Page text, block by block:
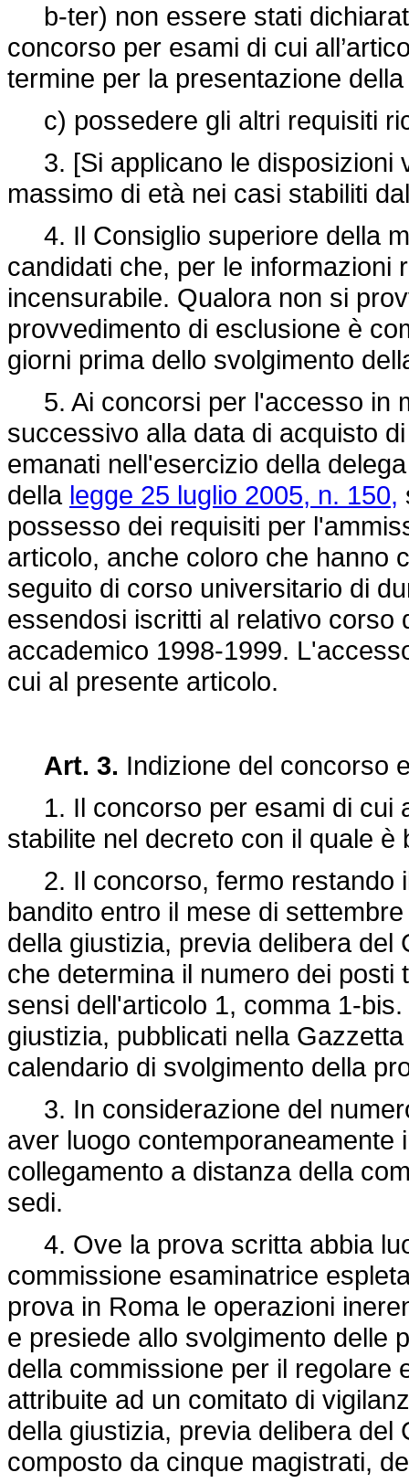
b-ter) non essere stati
concorso per esami di cui
termine per la presentazione
c) possedere gli altri requisiti
3. [Si applicano le disposizioni
massimo di età nei casi stabiliti
4. Il Consiglio superiore della
candidati che, per le informazioni
incensurabile. Qualora non si
provvedimento di esclusione è
giorni prima dello svolgimento
5. Ai concorsi per l'accesso in
successivo alla data di acquisto
emanati nell'esercizio della
della legge 25 luglio 2005, n. 150,
possesso dei requisiti per
articolo, anche coloro che hanno
seguito di corso universitario di
essendosi iscritti al relativo corso
accademico 1998-1999.
cui al presente articolo.
Art. 3. Indizione del concorso
1. Il concorso per esami di cui
stabilite nel decreto con il quale
2. Il concorso, fermo restando
bandito entro il mese di
della giustizia, previa delibera
che determina il numero dei posti
sensi dell'articolo 1, comma 1-
giustizia, pubblicati nella
calendario di svolgimento della
3. In considerazione del
aver luogo
collegamento a distanza della
sedi.
4. Ove la prova scritta abbia
commissione esaminatrice
prova in Roma le operazioni
e presiede allo svolgimento delle
della commissione per il regolare
attribuite ad un comitato di
della giustizia, previa delibera
composto da cinque magistrati,